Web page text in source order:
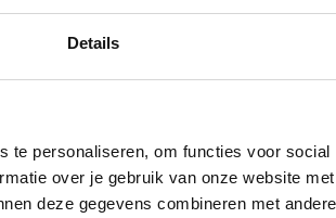
Details
te personaliseren, om functies voor
over je gebruik van onze website
deze gegevens combineren met
loadingwww.voordeeluitjes.nl (see the